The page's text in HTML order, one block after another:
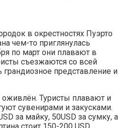
в окрестностях Пуэрто
чем-то приглянулась
по март они плавают в
съезжаются со всей
представление и
Туристы плавают и
сувенирами и закусками.
за майку, 50USD за сумку, а